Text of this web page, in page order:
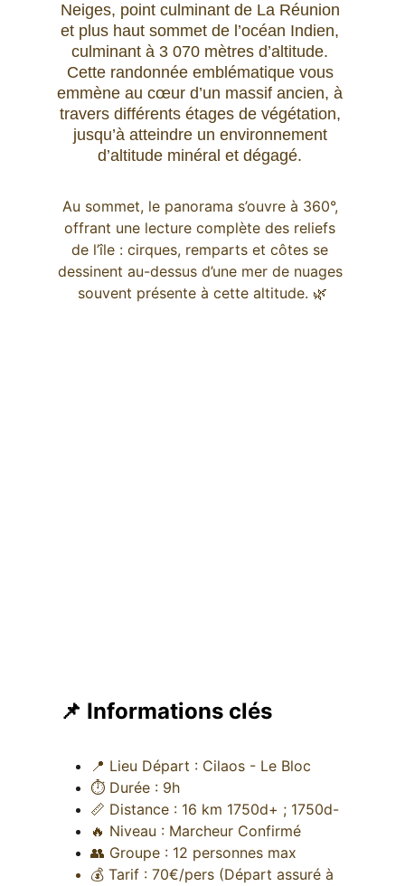
Neiges, point culminant de La Réunion
et plus haut sommet de l’océan Indien,
culminant à 3 070 mètres d’altitude.
Cette randonnée emblématique vous
emmène au cœur d’un massif ancien, à
travers différents étages de végétation,
jusqu’à atteindre un environnement
d’altitude minéral et dégagé.
Au sommet, le panorama s’ouvre à 360°,
offrant une lecture complète des reliefs
de l’île : cirques, remparts et côtes se
dessinent au-dessus d’une mer de nuages
souvent présente à cette altitude. 🌿
📌 Informations clés
📍 Lieu Départ : Cilaos - Le Bloc
⏱ Durée : 9h
📏 Distance : 16 km 1750d+ ; 1750d-
🔥 Niveau : Marcheur Confirmé
👥 Groupe : 12 personnes max
💰 Tarif : 70€/pers (Départ assuré à